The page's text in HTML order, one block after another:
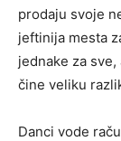
prodaju svoje
jeftinija mesta
jednake za
čine veliku
Danci vode